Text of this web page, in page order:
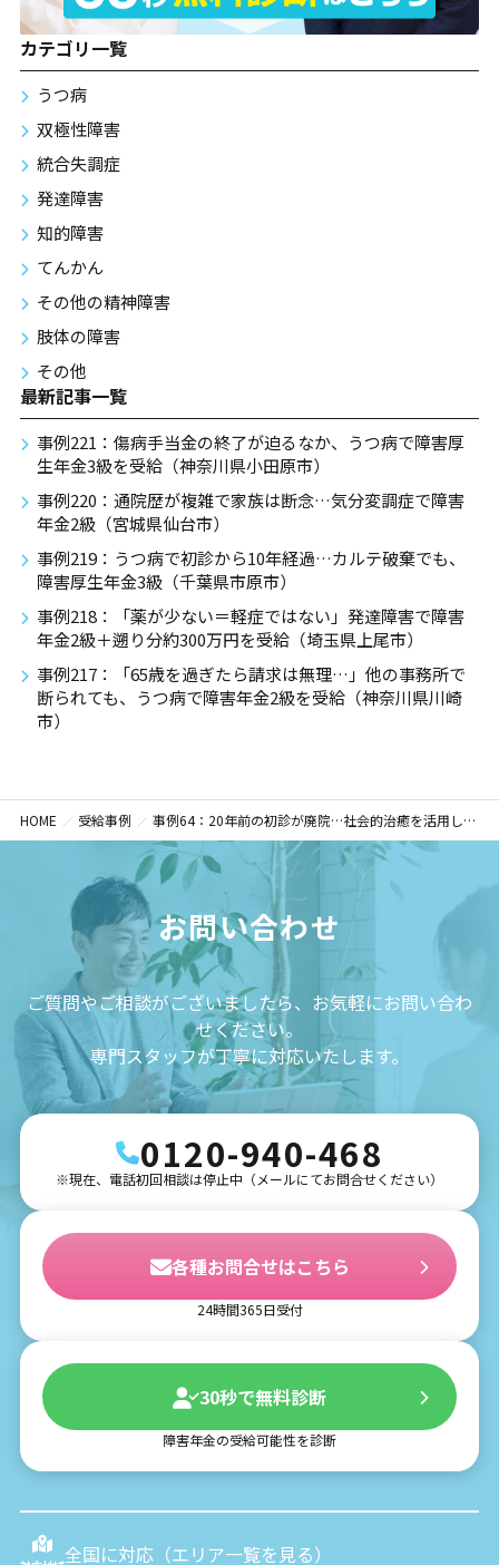
カテゴリ一覧
うつ病
双極性障害
統合失調症
発達障害
知的障害
てんかん
その他の精神障害
肢体の障害
その他
最新記事一覧
事例221：傷病手当金の終了が迫るなか、うつ病で障害厚
生年金3級を受給（神奈川県小田原市）
事例220：通院歴が複雑で家族は断念…気分変調症で障害
年金2級（宮城県仙台市）
事例219：うつ病で初診から10年経過…カルテ破棄でも、
障害厚生年金3級（千葉県市原市）
事例218：「薬が少ない＝軽症ではない」発達障害で障害
年金2級＋遡り分約300万円を受給（埼玉県上尾市）
事例217：「65歳を過ぎたら請求は無理…」他の事務所で
断られても、うつ病で障害年金2級を受給（神奈川県川崎
市）
HOME 受給事例 事例64：20年前の初診が廃院…社会的治癒を活用し遡及請求｜障害基礎年金2級・遡及額300万円（東京都調布市）
お問い合わせ
ご質問やご相談がございましたら、お気軽にお問い合わ
せください。
専門スタッフが丁寧に対応いたします。
0120-940-468
※現在、電話初回相談は停止中（メールにてお問合せください）
各種お問合せはこちら
24時間365日受付
30秒で無料診断
障害年金の受給可能性を診断
全国に対応（エリア一覧を見る）